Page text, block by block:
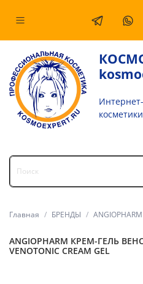
косметики
Главная БРЕНДЫ
ANGIOPHARM КРЕМ-ГЕЛЬ
VENOTONIC CREAM GEL